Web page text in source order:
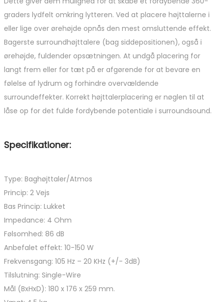
graders lydfelt omkring lytteren. Ved at placere højttalerne i
eller lige over ørehøjde opnås den mest omsluttende effekt.
Bagerste surroundhøjttalere (bag siddepositionen), også i
ørehøjde, fuldender opsætningen. At undgå placering for
langt frem eller for tæt på er afgørende for at bevare en
følelse af lydrum og forhindre overvældende
surroundeffekter. Korrekt højttalerplacering er nøglen til at
låse op for det fulde fordybende potentiale i surroundsound.
Specifikationer:
Type: Baghøjttaler/Atmos
Princip: 2 Vejs
Bas Princip: Lukket
Impedance: 4 Ohm
Følsomhed: 86 dB
Anbefalet effekt: 10-150 W
Frekvensgang: 105 Hz – 20 KHz (+/- 3dB)
Tilslutning: Single-Wire
Mål (BxHxD): 180 x 176 x 259 mm.